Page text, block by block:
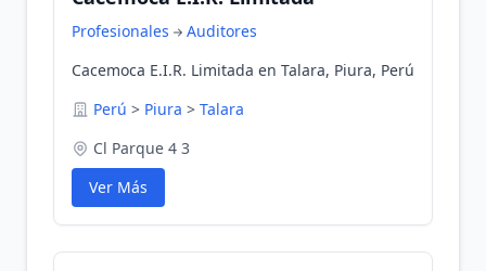
Profesionales
Auditores
Cacemoca E.I.R. Limitada en Talara, Piura, Perú
Perú > Piura > Talara
Cl Parque 4 3
Ver Más